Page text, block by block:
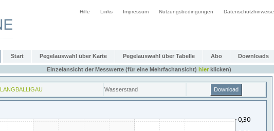
Hilfe Links Impressum Nutzungsbedingungen Datenschutzhinweise
Start Pegelauswahl über Karte Pegelauswahl über Tabelle Abo Downloads
Einzelansicht der Messwerte (für eine Mehrfachansicht) hierklicken)
LANGBALLIGAU Wasserstand Download